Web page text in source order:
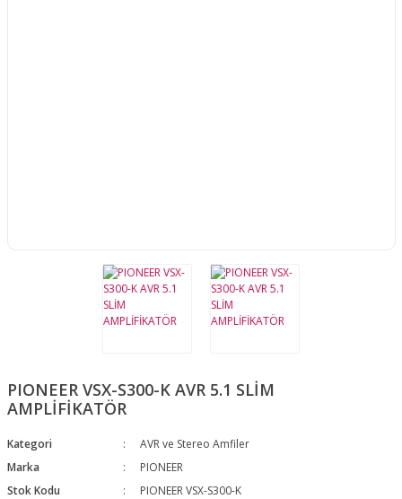
PIONEER VSX-S300-K AVR 5.1 SLİM
AMPLİFİKATÖR
Kategori
AVR ve Stereo Amfiler
Marka
PIONEER
Stok Kodu
PIONEER VSX-S300-K